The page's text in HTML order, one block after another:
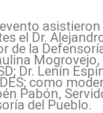
el Dr.
de la
Dr. Lenín
como
Pabón,
del Pueblo.